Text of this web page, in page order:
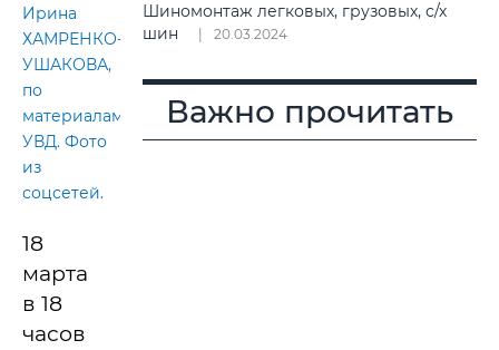
Ирина
ХАМРЕНКО-
УШАКОВА,
по
материалам
УВД. Фото
из
соцсетей.
18
марта
в 18
часов
Шиномонтаж легковых, грузовых, с/х
шин
20.03.2024
Важно прочитать